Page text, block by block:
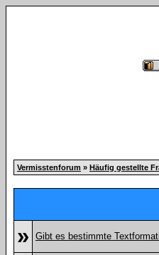
Vermisstenforum » Häufig gestellte
»
Gibt es bestimmte